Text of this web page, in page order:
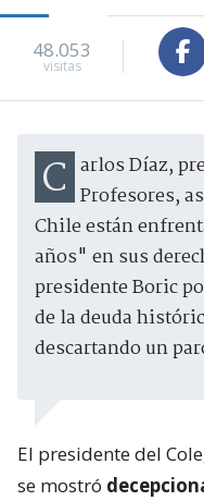
48.053
visitas
Carlos Díaz, presidente del Colegio de Profesores,
Chile están
años" en sus
presidente Boric
de la deuda
descartando un
El presidente del
se mostró